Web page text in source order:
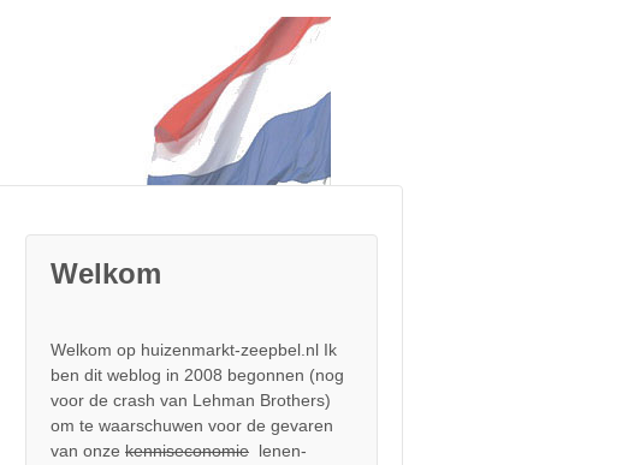
Welkom
Welkom op huizenmarkt-zeepbel.nl Ik
ben dit weblog in 2008 begonnen (nog
voor de crash van Lehman Brothers)
om te waarschuwen voor de gevaren
van onzekenniseconomie lenen-